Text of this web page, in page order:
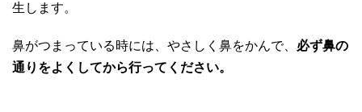
生します。
鼻がつまっている時には、やさしく鼻をかんで、 必ず鼻の
通りをよくしてから行ってください。